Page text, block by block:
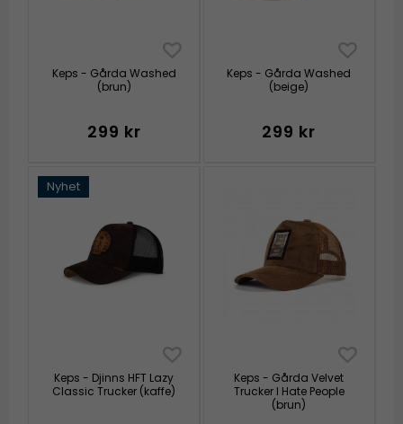
Keps - Gårda Washed
(brun)
299 kr
Keps - Gårda Washed
(beige)
299 kr
Nyhet
Keps - Djinns HFT Lazy
Classic Trucker (kaffe)
Keps - Gårda Velvet
Trucker I Hate People
(brun)